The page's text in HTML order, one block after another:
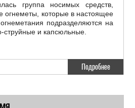
группа носимых средств,
огнеметы, которые в настоящее
подразделяются на
струйные и капсюльные.
Подробнее